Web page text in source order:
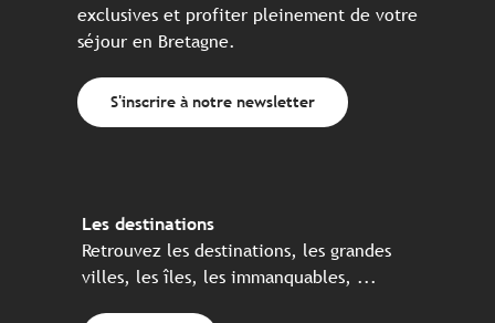
exclusives et profiter pleinement de votre
séjour en Bretagne.
S'inscrire à notre newsletter
Les destinations
Retrouvez les destinations, les grandes
villes, les îles, les immanquables, ...